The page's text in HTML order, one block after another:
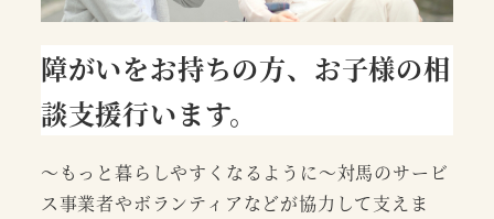
障がいをお持ちの方、お子様の相
談支援行います。
～もっと暮らしやすくなるように～対馬のサービ
ス事業者やボランティアなどが協力して支えま